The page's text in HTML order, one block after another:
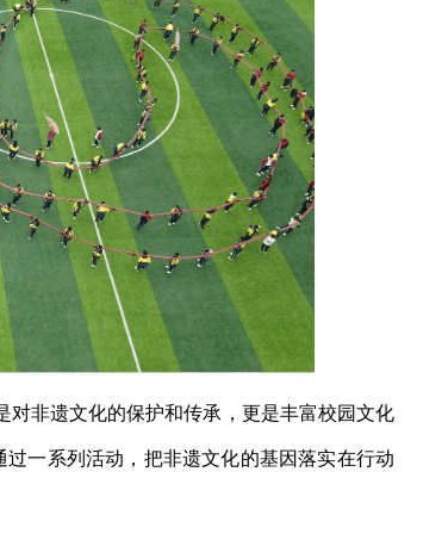
对非遗文化的保护和传承，更是丰富校园文化
一系列活动，把非遗文化的基因落实在行动